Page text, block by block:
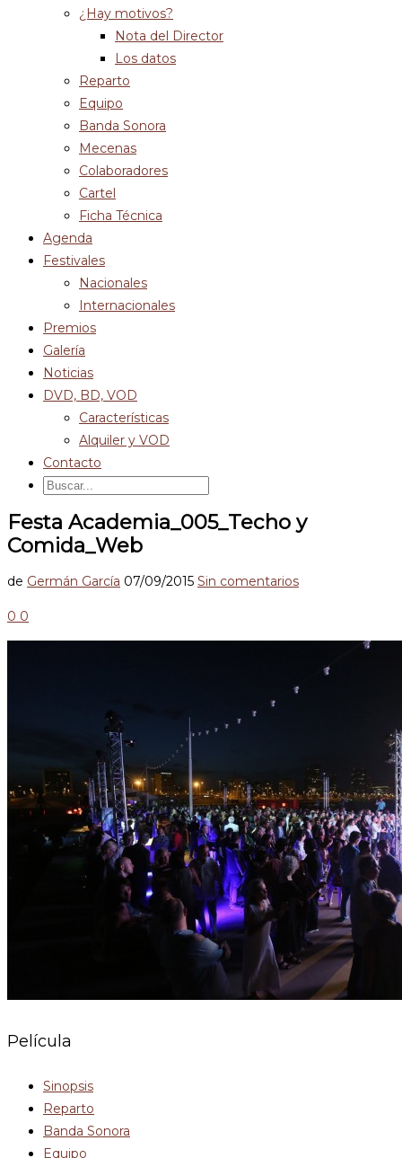
¿Hay motivos?
Nota del Director
Los datos
Reparto
Equipo
Banda Sonora
Mecenas
Colaboradores
Cartel
Ficha Técnica
Agenda
Festivales
Nacionales
Internacionales
Premios
Galería
Noticias
DVD, BD, VOD
Características
Alquiler y VOD
Contacto
Festa Academia_005_Techo y
Comida_Web
de Germán García 07/09/2015 Sin comentarios
0 0
Película
Sinopsis
Reparto
Banda Sonora
Equipo